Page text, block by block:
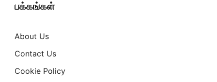
பக்கங்கள்
About Us
Contact Us
Cookie Policy